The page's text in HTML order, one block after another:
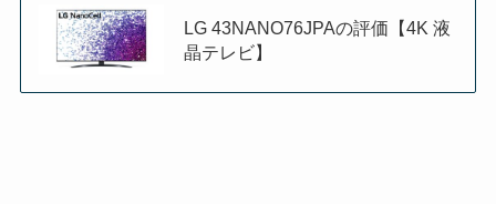
LG 43NANO76JPAの評価【4K 液
晶テレビ】